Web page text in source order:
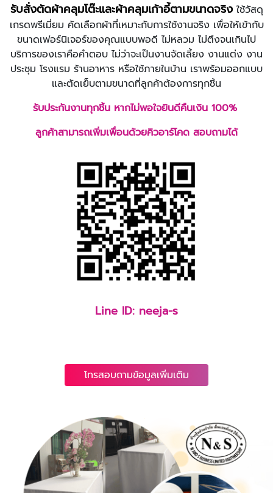
รับสั่งตัดผ้าคลุมโต๊ะและผ้าคลุมเก้าอี้ตามขนาดจริง ใช้วัสดุ
เกรดพรีเมี่ยม คัดเลือกผ้าที่เหมาะกับการใช้งานจริง เพื่อให้เข้ากับ
ขนาดเฟอร์นิเจอร์ของคุณแบบพอดี ไม่หลวม ไม่ตึงจนเกินไป
บริการของเราคือคำตอบ ไม่ว่าจะเป็นงานจัดเลี้ยง งานแต่ง งาน
ประชุม โรงแรม ร้านอาหาร หรือใช้ภายในบ้าน เราพร้อมออกแบบ
และตัดเย็บตามขนาดที่ลูกค้าต้องการทุกชิ้น
รับประกันงานทุกชิ้น หากไม่พอใจยินดีคืนเงิน 100%
ลูกค้าสามารถเพิ่มเพื่อนด้วยคิวอาร์โคด สอบถามได้
Line ID: neeja-s
โทรสอบถามข้อมูลเพิ่มเติม